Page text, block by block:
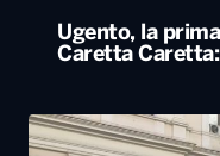
Ugento, la
Caretta